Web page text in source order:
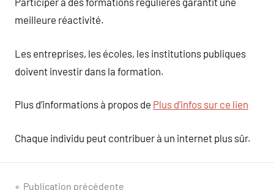
meilleure réactivité.
Les entreprises, les écoles, les institutions publiques
doivent investir dans la formation.
Plus d’informations à propos de Plus d’infos sur ce lien
Chaque individu peut contribuer à un internet plus sûr.
Publication précédente